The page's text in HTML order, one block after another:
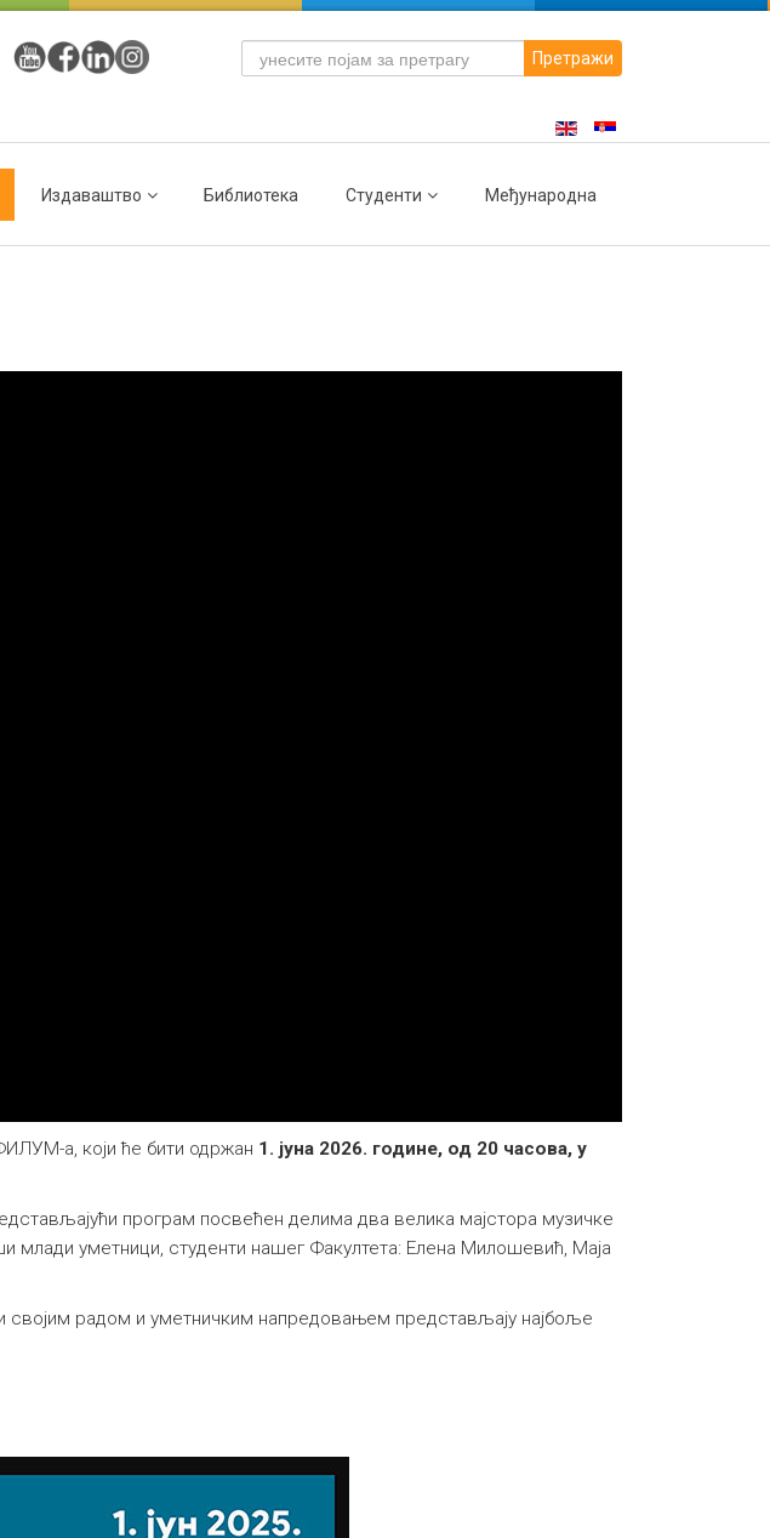
Претражи
Издаваштво Библиотека Студенти Међународна
а, који ће бити одржан 1. јуна 2026. године, од 20 часова, у
програм посвећен делима два велика мајстора музичке
млади уметници, студенти нашег Факултета: Елена Милошевић, Маја
својим радом и уметничким напредовањем представљају најбоље